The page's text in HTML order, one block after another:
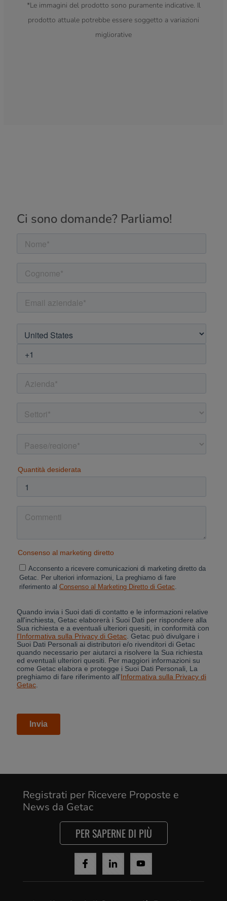
*Le immagini del prodotto sono puramente indicative. Il
prodotto attuale potrebbe essere soggetto a variazioni
migliorative
Ci sono domande? Parliamo!
Registrati per Ricevere Proposte e
News da Getac
PER SAPERNE DI PIÙ